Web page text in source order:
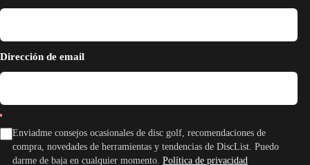
Dirección de email
Enviadme consejos ocasionales de disc golf, recomendaciones de
compra, novedades de herramientas y tendencias de DiscList. Puedo
darme de baja en cualquier momento. Política de privacidad